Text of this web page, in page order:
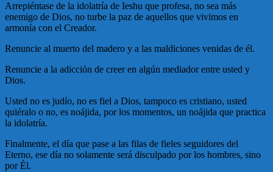
Arrepiéntase de la idolatría de Ieshu que profesa, no sea más
enemigo de Dios, no turbe la paz de aquellos que vivimos en
armonía con el Creador.
Renuncie al muerto del madero y a las maldiciones venidas de él.
Renuncie a la adicción de creer en algún mediador entre usted y
Dios.
Usted no es judío, no es fiel a Dios, tampoco es cristiano, usted
quiéralo o no, es noájida, por los momentos, un noájida que practica
la idolatría.
Finalmente, el día que pase a las filas de fieles seguidores del
Eterno, ese día no solamente será disculpado por los hombres, sino
por Él.